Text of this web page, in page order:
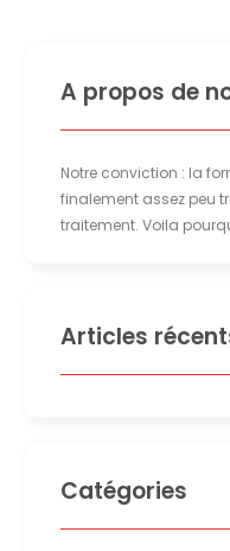
A propos de
Notre conviction : la
finalement assez peu
traitement. Voila
Articles
Catégories